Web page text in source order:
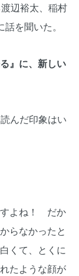
辺裕太、稲村
を聞いた。
』に、新しい
んだ印象はい
すよね！ だか
らなかったと
くて、とくに
たような顔が